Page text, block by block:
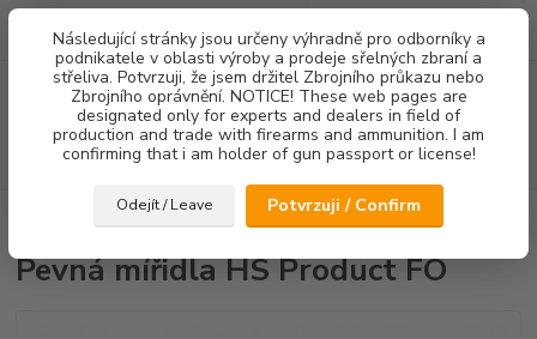
Následující stránky jsou určeny výhradně pro odborníky a
podnikatele v oblasti výroby a prodeje sřelných zbraní a
střeliva. Potvrzuji, že jsem držitel Zbrojního průkazu nebo
Zbrojního oprávnění. NOTICE! These web pages are
designated only for experts and dealers in field of
production and trade with firearms and ammunition. I am
confirming that i am holder of gun passport or license!
Odejít / Leave Potvrzuji / Confirm
Menu
Hledat
za0,00 Kč
Pevná mířidla HS Product FO
Pevná mířidla HS Product FO